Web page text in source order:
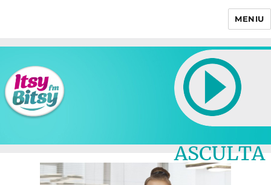
MENIU
ASCULTA
LIVE